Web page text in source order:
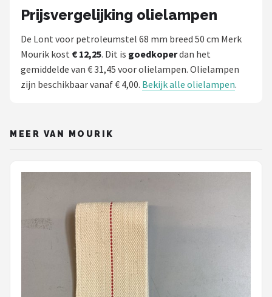
Prijsvergelijking olielampen
De Lont voor petroleumstel 68 mm breed 50 cm Merk
Mourik kost € 12,25. Dit is goedkoperdan het
gemiddelde van € 31,45 voor olielampen. Olielampen
zijn beschikbaar vanaf € 4,00. Bekijk alle olielampen.
MEER VAN MOURIK